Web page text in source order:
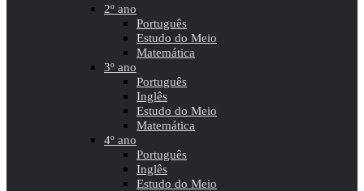
2º ano
Português
Estudo do Meio
Matemática
3º ano
Português
Inglês
Estudo do Meio
Matemática
4º ano
Português
Inglês
Estudo do Meio